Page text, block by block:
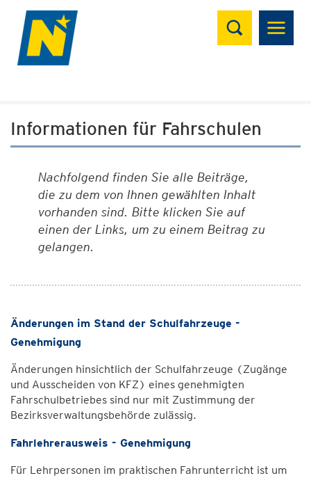
Suchen
Informationen für Fahrschulen
Nachfolgend finden Sie alle Beiträge,
die zu dem von Ihnen gewählten Inhalt
vorhanden sind. Bitte klicken Sie auf
einen der Links, um zu einem Beitrag zu
gelangen.
Änderungen im Stand der Schulfahrzeuge -
Genehmigung
Änderungen hinsichtlich der Schulfahrzeuge (Zugänge
und Ausscheiden von KFZ) eines genehmigten
Fahrschulbetriebes sind nur mit Zustimmung der
Bezirksverwaltungsbehörde zulässig.
Fahrlehrerausweis - Genehmigung
Für Lehrpersonen im praktischen Fahrunterricht ist um